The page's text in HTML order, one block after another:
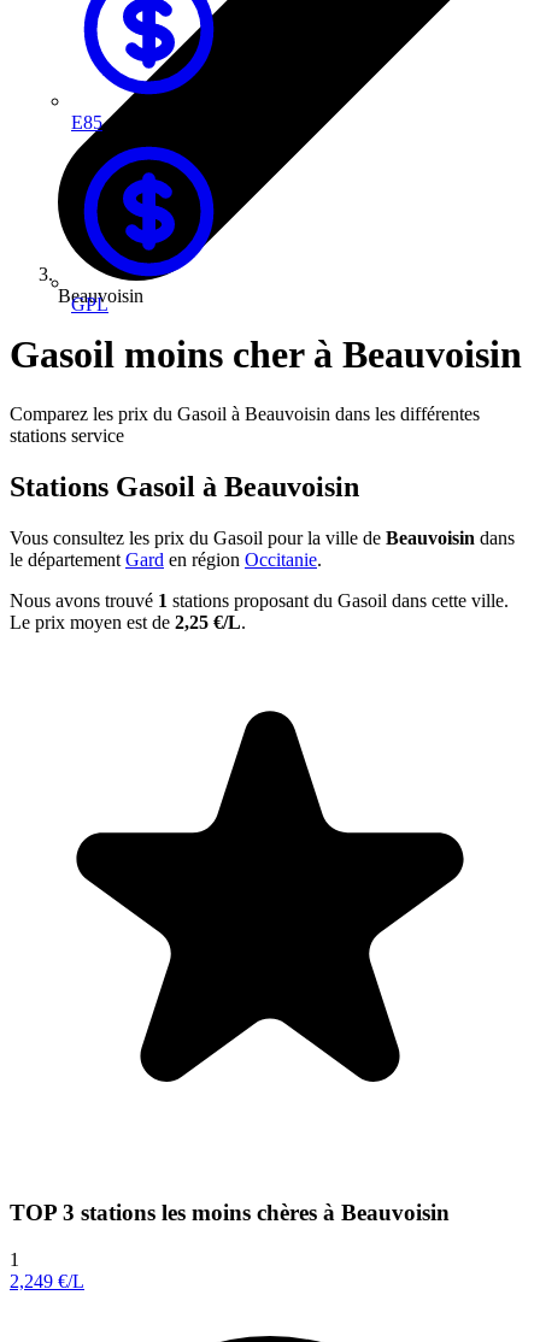
E85
GPL
Beauvoisin
Gasoil moins cher à Beauvoisin
Comparez les prix du Gasoil à Beauvoisin dans les différentes
stations service
Stations Gasoil à Beauvoisin
Vous consultez les prix du Gasoil pour la ville de Beauvoisin dans
le département Gard en région Occitanie.
Nous avons trouvé 1 stations proposant du Gasoil dans cette ville.
Le prix moyen est de 2,25 €/L.
TOP 3 stations les moins chères à Beauvoisin
1
2,249 €/L